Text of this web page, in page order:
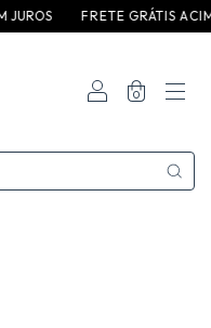
F R E T E G R ÁT I S A C I M A D E
0